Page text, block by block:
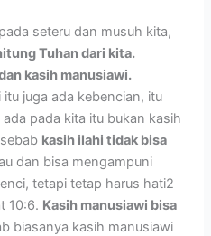
seteru dan musuh kita,
Tuhan dari kita.
kasih manusiawi.
juga ada kebencian, itu
pada kita itu bukan kasih
kasih ilahi tidak bisa
dan bisa mengampuni
tetapi tetap harus hati2
10:6. Kasih manusiawi bisa
biasanya kasih manusiawi